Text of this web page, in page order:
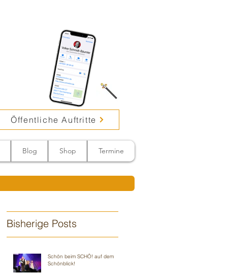
Öffentliche Auftritte
Blog Shop Termine
Bisherige Posts
Schön beim SCHÖ! auf dem
Schönblick!